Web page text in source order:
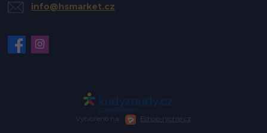
info@hsmarket.cz
Vytvořeno na Eshop-rychle.cz